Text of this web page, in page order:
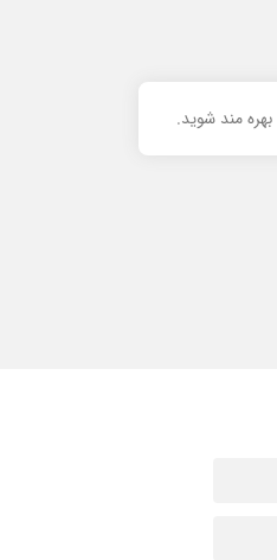
مند شوید.